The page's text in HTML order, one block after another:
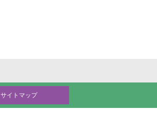
サイトマップ